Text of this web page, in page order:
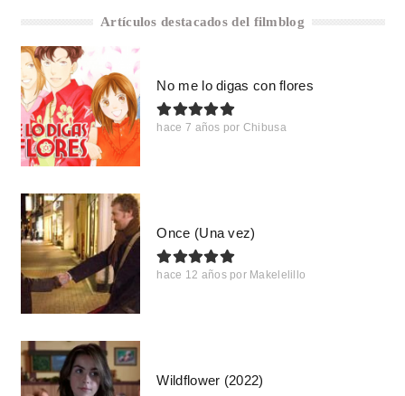
Artículos destacados del filmblog
No me lo digas con flores
hace 7 años por Chibusa
Once (Una vez)
hace 12 años por Makelelillo
Wildflower (2022)